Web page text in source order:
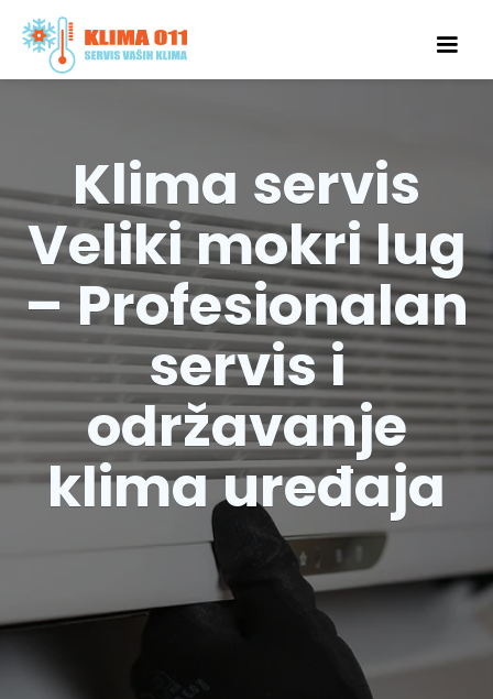
Klima servis
Veliki mokri lug
– Profesionalan
servis i
održavanje
klima uređaja